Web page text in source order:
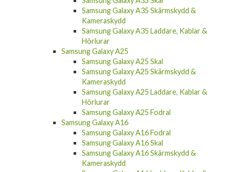
Samsung Galaxy A55 Laddare, Kablar &
Hörlurar
Samsung Galaxy A35
Samsung Galaxy A35 Fodral
Samsung Galaxy A35 Skal
Samsung Galaxy A35 Skärmskydd &
Kameraskydd
Samsung Galaxy A35 Laddare, Kablar &
Hörlurar
Samsung Galaxy A25
Samsung Galaxy A25 Skal
Samsung Galaxy A25 Skärmskydd &
Kameraskydd
Samsung Galaxy A25 Laddare, Kablar &
Hörlurar
Samsung Galaxy A25 Fodral
Samsung Galaxy A16